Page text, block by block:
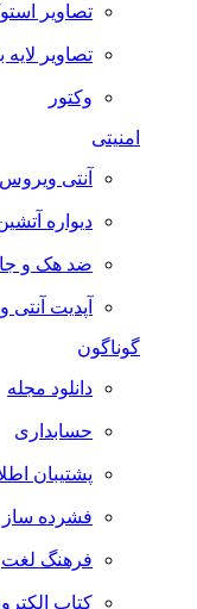
تصاویر
تصاویر لایه
وکتور
امنیتی
آنتی ویروس
دیواره آتشین
ضد هک و
آپدیت آنتی
گوناگون
دانلود مجله
حسابداری
پشتیبان
فشرده ساز
فرهنگ لغت
کتاب